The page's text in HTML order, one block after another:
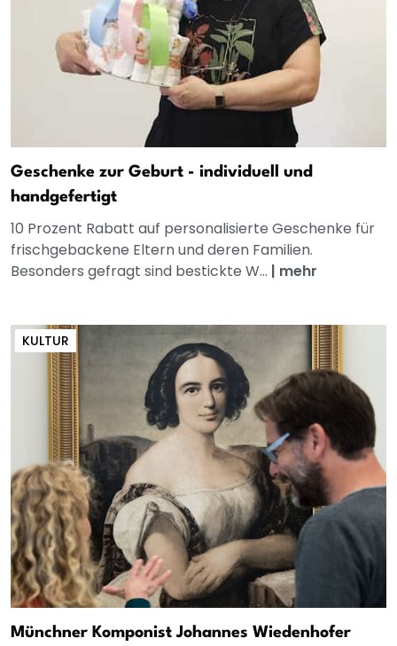
Geschenke zur Geburt - individuell und
handgefertigt
10 Prozent Rabatt auf personalisierte Geschenke für
frischgebackene Eltern und deren Familien.
Besonders gefragt sind bestickte W... | mehr
KULTUR
Münchner Komponist Johannes Wiedenhofer